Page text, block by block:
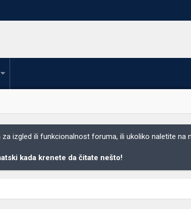
izgled ili funkcionalnost foruma, ili ukoliko naletite na
kada krenete da čitate nešto!